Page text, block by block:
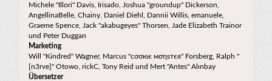
Michele "Illori" Davis, Irisado, Joshua "groundup" Dickerson,
AngellinaBelle, Chainy, Daniel Diehl, Dannii Willis, emanuele,
Graeme Spence, Jack "akabugeyes" Thorsen, Jade Elizabeth Trainor
und Peter Duggan
Marketing
Will "Kindred" Wagner, Marcus "cσσкιє мσηѕтєя" Forsberg, Ralph "
[n3rve]" Otowo, rickC, Tony Reid und Mert "Antes" Alınbay
Übersetzer